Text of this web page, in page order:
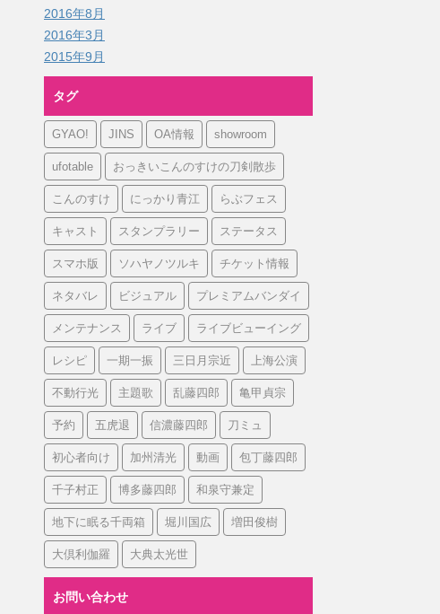
2016年8月
2016年3月
2015年9月
タグ
GYAO! JINS OA情報 showroom
ufotable おっきいこんのすけの刀剣散歩
こんのすけ にっかり青江 らぶフェス
キャスト スタンプラリー ステータス
スマホ版 ソハヤノツルキ チケット情報
ネタバレ ビジュアル プレミアムバンダイ
メンテナンス ライブ ライブビューイング
レシピ 一期一振 三日月宗近 上海公演
不動行光 主題歌 乱藤四郎 亀甲貞宗
予約 五虎退 信濃藤四郎 刀ミュ
初心者向け 加州清光 動画 包丁藤四郎
千子村正 博多藤四郎 和泉守兼定
地下に眠る千両箱 堀川国広 増田俊樹
大倶利伽羅 大典太光世
お問い合わせ